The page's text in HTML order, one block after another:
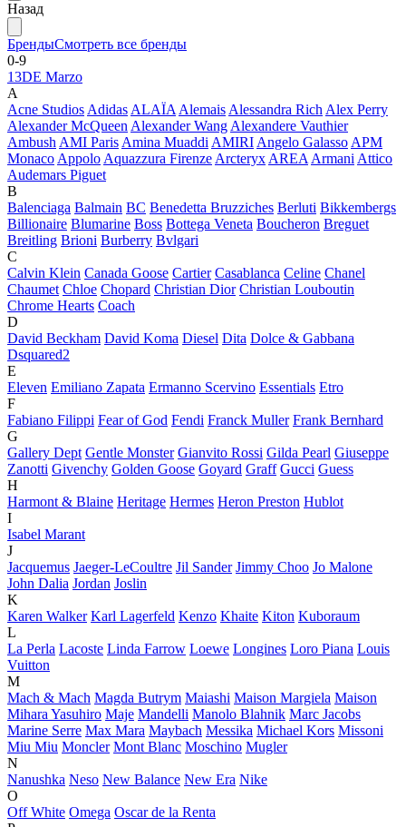
Назад
БрендыСмотреть все бренды
0-9
13DE Marzo
A
Acne StudiosAdidasALAÏAAlemaisAlessandra RichAlex Perry
Alexander McQueenAlexander WangAlexandere Vauthier
AmbushAMI ParisAmina MuaddiAMIRIAngelo GalassoAPM
MonacoAppoloAquazzura FirenzeArcteryxAREAArmaniAttico
Audemars Piguet
B
Balenciaga Balmain BC Benedetta Bruzziches Berluti Bikkembergs
Billionaire Blumarine Boss Bottega Veneta Boucheron Breguet
Breitling Brioni Burberry Bvlgari
C
Calvin Klein Canada Goose Cartier Casablanca Celine Chanel
Chaumet Chloe Chopard Christian Dior Christian Louboutin
Chrome Hearts Coach
D
David Beckham David Koma Diesel Dita Dolce & Gabbana
Dsquared2
E
Eleven Emiliano Zapata Ermanno Scervino Essentials Etro
F
Fabiano Filippi Fear of God Fendi Franck Muller Frank Bernhard
G
Gallery Dept Gentle Monster Gianvito Rossi Gilda Pearl Giuseppe
Zanotti Givenchy Golden Goose Goyard Graff Gucci Guess
H
Harmont & Blaine Heritage Hermes Heron Preston Hublot
I
Isabel Marant
J
Jacquemus Jaeger-LeCoultre Jil Sander Jimmy Choo Jo Malone
John Dalia Jordan Joslin
K
Karen Walker Karl Lagerfeld Kenzo Khaite Kiton Kuboraum
L
La Perla Lacoste Linda Farrow Loewe Longines Loro Piana Louis
Vuitton
M
Mach & Mach Magda Butrym Maiashi Maison Margiela Maison
Mihara Yasuhiro Maje Mandelli Manolo Blahnik Marc Jacobs
Marine Serre Max Mara Maybach Messika Michael Kors Missoni
Miu Miu Moncler Mont Blanc Moschino Mugler
N
Nanushka Neso New Balance New Era Nike
O
Off White Omega Oscar de la Renta